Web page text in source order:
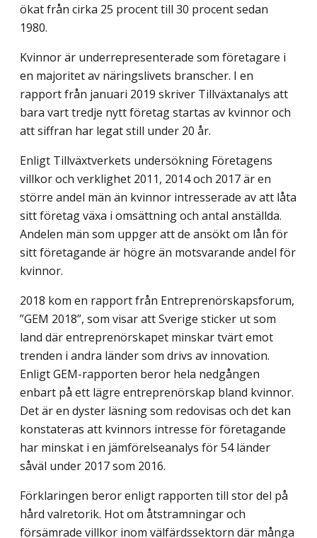
ökat från cirka 25 procent till 30 procent sedan
1980.
Kvinnor är underrepresenterade som företagare i
en majoritet av näringslivets branscher. I en
rapport från januari 2019 skriver Tillväxtanalys att
bara vart tredje nytt företag startas av kvinnor och
att siffran har legat still under 20 år.
Enligt Tillväxtverkets undersökning Företagens
villkor och verklighet 2011, 2014 och 2017 är en
större andel män än kvinnor intresserade av att låta
sitt företag växa i omsättning och antal anställda.
Andelen män som uppger att de ansökt om lån för
sitt företagande är högre än motsvarande andel för
kvinnor.
2018 kom en rapport från Entreprenörskapsforum,
”GEM 2018”, som visar att Sverige sticker ut som
land där entreprenörskapet minskar tvärt emot
trenden i andra länder som drivs av innovation.
Enligt GEM-rapporten beror hela nedgången
enbart på ett lägre entreprenörskap bland kvinnor.
Det är en dyster läsning som redovisas och det kan
konstateras att kvinnors intresse för företagande
har minskat i en jämförelseanalys för 54 länder
såväl under 2017 som 2016.
Förklaringen beror enligt rapporten till stor del på
hård valretorik. Hot om åt­stramningar och
försämrade villkor inom välfärdssektorn där många